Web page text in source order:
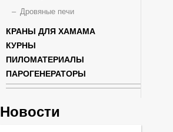
Дровяные печи
КРАНЫ ДЛЯ ХАМАМА
КУРНЫ
ПИЛОМАТЕРИАЛЫ
ПАРОГЕНЕРАТОРЫ
Новости